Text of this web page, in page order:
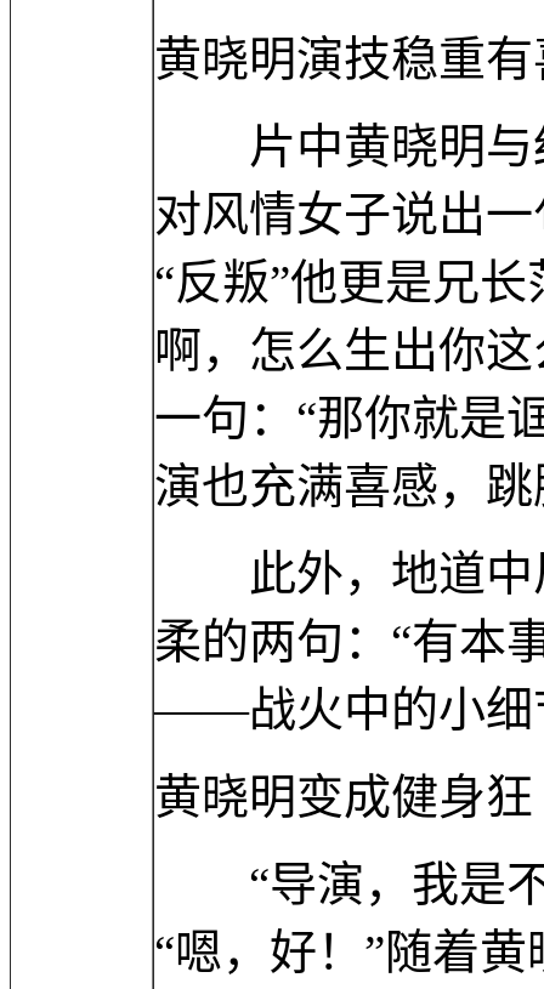
黄晓明演技稳重
片中黄晓明与
对风情女子说出
“反叛”他更是兄
啊，怎么生出你
一句：“那你就是
演也充满喜感，
此外，地道中
柔的两句：“有本
——战火中的小细
黄晓明变成健身
“导演，我是不
“嗯，好！”随着